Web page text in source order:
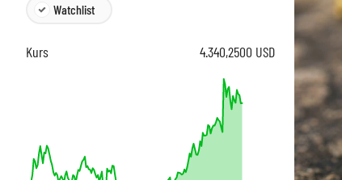
Watchlist
Kurs 4.340,2500 USD